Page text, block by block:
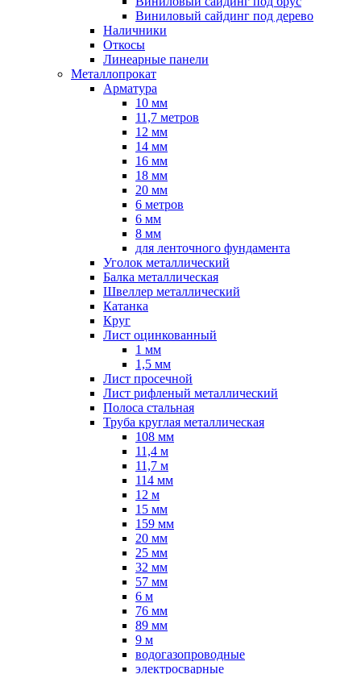
Виниловый сайдинг под дерево
Наличники
Откосы
Линеарные панели
Металлопрокат
Арматура
10 мм
11,7 метров
12 мм
14 мм
16 мм
18 мм
20 мм
6 метров
6 мм
8 мм
для ленточного фундамента
Уголок металлический
Балка металлическая
Швеллер металлический
Катанка
Круг
Лист оцинкованный
1 мм
1,5 мм
Лист просечной
Лист рифленый металлический
Полоса стальная
Труба круглая металлическая
108 мм
11,4 м
11,7 м
114 мм
12 м
15 мм
159 мм
20 мм
25 мм
32 мм
57 мм
6 м
76 мм
89 мм
9 м
водогазопроводные
электросварные